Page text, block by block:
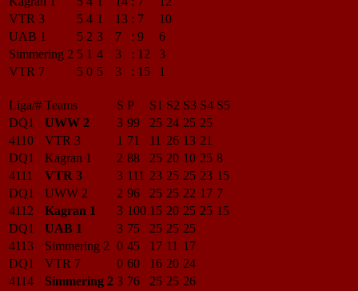
VTR 3
5 4 1 13 : 7
10
UAB 1
5 2 3 7 : 9
6
Simmering 2 5 1 4 3 : 12
3
VTR 7
5 0 5 3 : 15 1
Liga/# Teams S P S1 S2 S3 S4 S5
DQ1
UWW 2 3 99 25 24 25 25
4110
VTR 3 1 71 11 26 13 21
DQ1
Kagran 1 2 88 25 20 10 25 8
4111
VTR 3 3 111 23 25 25 23 15
DQ1
UWW 2 2 96 25 25 22 17 7
4112
Kagran 1 3 100 15 20 25 25 15
DQ1
UAB 1 3 75 25 25 25
4113
Simmering 2 0 45 17 11 17
DQ1
VTR 7 0 60 16 20 24
4114
Simmering 2 3 76 25 25 26